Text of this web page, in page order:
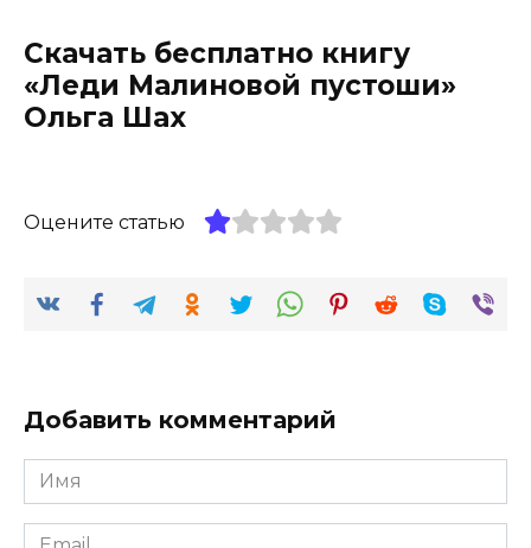
Скачать бесплатно книгу
«Леди Малиновой пустоши»
Ольга Шах
Оцените статью
Добавить комментарий
Имя
*
Email